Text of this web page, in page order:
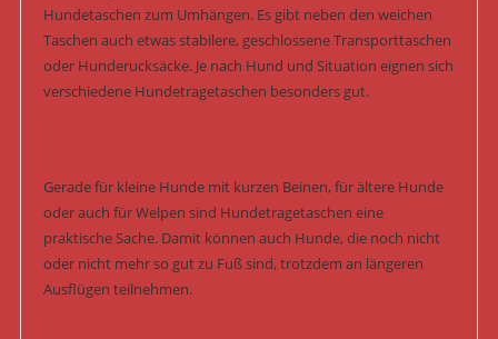
Hundetaschen zum Umhängen. Es gibt neben den weichen
Taschen auch etwas stabilere, geschlossene Transporttaschen
oder Hunderucksäcke. Je nach Hund und Situation eignen sich
verschiedene Hundetragetaschen besonders gut.
Gerade für kleine Hunde mit kurzen Beinen, für ältere Hunde
oder auch für Welpen sind Hundetragetaschen eine
praktische Sache. Damit können auch Hunde, die noch nicht
oder nicht mehr so gut zu Fuß sind, trotzdem an längeren
Ausflügen teilnehmen.